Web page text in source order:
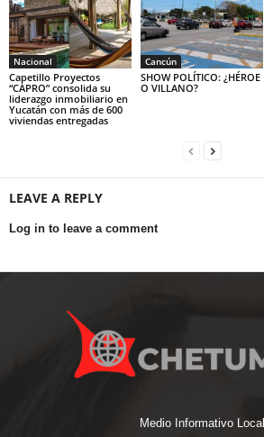
Nacional
Capetillo Proyectos
“CAPRO” consolida su
liderazgo inmobiliario en
Yucatán con más de 600
viviendas entregadas
Cancún
SHOW POLÍTICO: ¿HÉROE
O VILLANO?
LEAVE A REPLY
Log in to leave a comment
Medio Informativo Local